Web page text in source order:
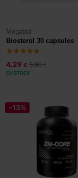
Megabol
Biosterol 30 capsules
4,29 € 5,90€
EN STOCK
-13%